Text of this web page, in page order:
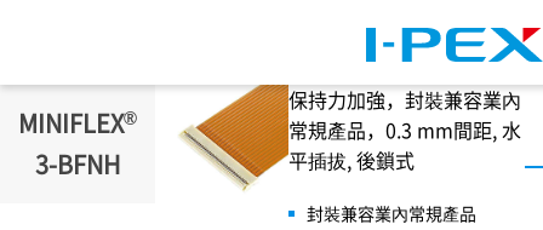
MINIFLEX®
3-BFNH
保持力加強，封裝兼容業內
常規產品，0.3 mm間距, 水
平插拔, 後鎖式
封裝兼容業內常規產品